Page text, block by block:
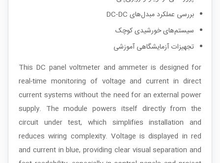
بررسی عملکرد مبدل‌های DC-DC
سیستم‌های خورشیدی کوچک
تجهیزات آزمایشگاهی آموزشی
This DC panel voltmeter and ammeter is designed for
real-time monitoring of voltage and current in direct
current systems without the need for an external power
supply. The module powers itself directly from the
circuit under test, which simplifies installation and
reduces wiring complexity. Voltage is displayed in red
and current in blue, providing clear visual separation and